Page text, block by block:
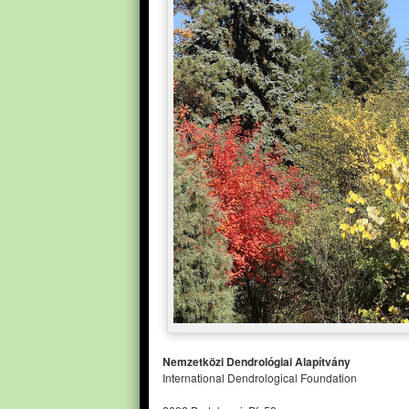
Nemzetközi Dendrológiai Alapítvány
International Dendrological Foundation